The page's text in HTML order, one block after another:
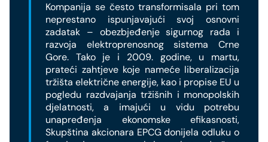
Kompanija se često transformisala pri tom
neprestano ispunjavajući svoj osnovni
zadatak – obezbjeđenje sigurnog rada i
razvoja elektroprenosnog sistema Crne
Gore. Tako je i 2009. godine, u martu,
prateći zahtjeve koje nameće liberalizacija
tržišta električne energije, kao i propise EU u
pogledu razdvajanja tržišnih i monopolskih
djelatnosti, a imajući u vidu potrebu
unapređenja ekonomske efikasnosti,
Skupština akcionara EPCG donijela odluku o